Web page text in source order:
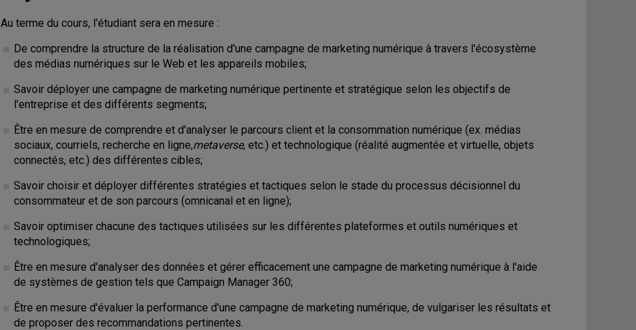
Au terme du cours, l'étudiant sera en mesure :
De comprendre la structure de la réalisation d'une campagne de marketing numérique à travers l'écosystème
des médias numériques sur le Web et les appareils mobiles;
Savoir déployer une campagne de marketing numérique pertinente et stratégique selon les objectifs de
l'entreprise et des différents segments;
Être en mesure de comprendre et d'analyser le parcours client et la consommation numérique (ex. médias
sociaux, courriels, recherche en ligne,metaverse, etc.) et technologique (réalité augmentée et virtuelle, objets
connectés, etc.) des différentes cibles;
Savoir choisir et déployer différentes stratégies et tactiques selon le stade du processus décisionnel du
consommateur et de son parcours (omnicanal et en ligne);
Savoir optimiser chacune des tactiques utilisées sur les différentes plateformes et outils numériques et
technologiques;
Être en mesure d'analyser des données et gérer efficacement une campagne de marketing numérique à l'aide
de systèmes de gestion tels que Campaign Manager 360;
Être en mesure d'évaluer la performance d'une campagne de marketing numérique, de vulgariser les résultats et
de proposer des recommandations pertinentes.